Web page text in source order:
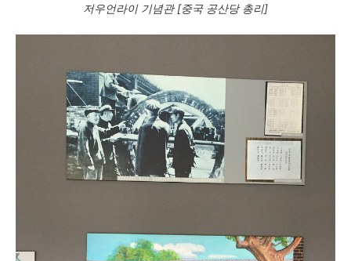
저우언라이 기념관 [중국 공산당 총리]